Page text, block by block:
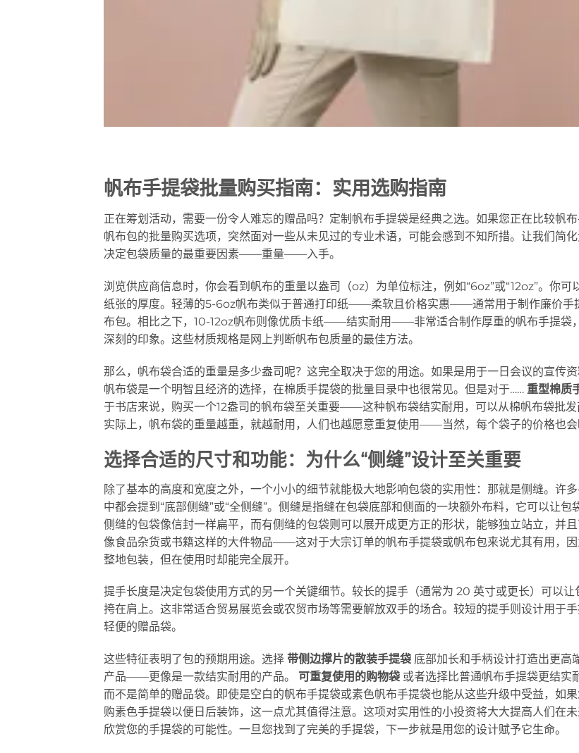
帆布手提袋批量购买指南：实用选购指南
正在筹划活动，需要一份令人难忘的赠品吗？定制帆布手提袋是经典之选。如果您正在比较帆
帆布包的批量购买选项，突然面对一些从未见过的专业术语，可能会感到不知所措。让我们简
决定包袋质量的最重要因素——重量——入手。
浏览供应商信息时，你会看到帆布的重量以盎司（oz）为单位标注，例如“6oz”或“12oz”。你可
纸张的厚度。轻薄的5-6oz帆布类似于普通打印纸——柔软且价格实惠——通常用于制作廉价手
布包。相比之下，10-12oz帆布则像优质卡纸——结实耐用——非常适合制作厚重的帆布手提袋
深刻的印象。这些材质规格是网上判断帆布包质量的最佳方法。
那么，帆布袋合适的重量是多少盎司呢？这完全取决于您的用途。如果是用于一日会议的宣传
帆布袋是一个明智且经济的选择，在棉质手提袋的批量目录中也很常见。但是对于…… 重型棉质
于书店来说，购买一个12盎司的帆布袋至关重要——这种帆布袋结实耐用，可以从棉帆布袋批发
实际上，帆布袋的重量越重，就越耐用，人们也越愿意重复使用——当然，每个袋子的价格也会
选择合适的尺寸和功能：为什么“侧缝”设计至关重要
除了基本的高度和宽度之外，一个小小的细节就能极大地影响包袋的实用性：那就是侧缝。许
中都会提到“底部侧缝”或“全侧缝”。侧缝是指缝在包袋底部和侧面的一块额外布料，它可以让包
侧缝的包袋像信封一样扁平，而有侧缝的包袋则可以展开成更方正的形状，能够独立站立，并
像食品杂货或书籍这样的大件物品——这对于大宗订单的帆布手提袋或帆布包来说尤其有用，
整地包装，但在使用时却能完全展开。
提手长度是决定包袋使用方式的另一个关键细节。较长的提手（通常为 20 英寸或更长）可以让
挎在肩上。这非常适合贸易展览会或农贸市场等需要解放双手的场合。较短的提手则设计用于
轻便的赠品袋。
这些特征表明了包的预期用途。选择 带侧边撑片的散装手提袋 底部加长和手柄设计打造出更高
产品——更像是一款结实耐用的产品。 可重复使用的购物袋 或者选择比普通帆布手提袋更结实
而不是简单的赠品袋。即使是空白的帆布手提袋或素色帆布手提袋也能从这些升级中受益，如
购素色手提袋以便日后装饰，这一点尤其值得注意。这项对实用性的小投资将大大提高人们在
欣赏您的手提袋的可能性。一旦您找到了完美的手提袋，下一步就是用您的设计赋予它生命。